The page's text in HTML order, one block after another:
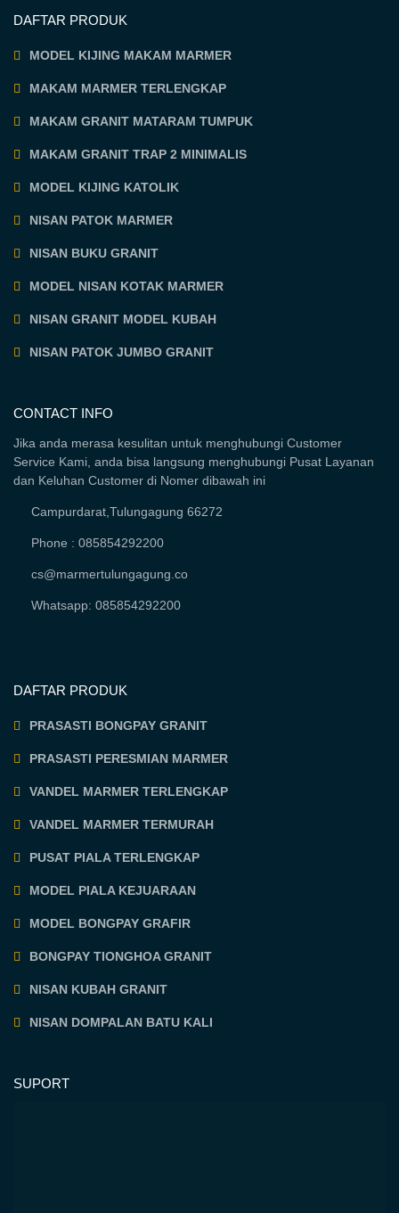
DAFTAR PRODUK
MODEL KIJING MAKAM MARMER
MAKAM MARMER TERLENGKAP
MAKAM GRANIT MATARAM TUMPUK
MAKAM GRANIT TRAP 2 MINIMALIS
MODEL KIJING KATOLIK
NISAN PATOK MARMER
NISAN BUKU GRANIT
MODEL NISAN KOTAK MARMER
NISAN GRANIT MODEL KUBAH
NISAN PATOK JUMBO GRANIT
CONTACT INFO
Jika anda merasa kesulitan untuk menghubungi Customer
Service Kami, anda bisa langsung menghubungi Pusat Layanan
dan Keluhan Customer di Nomer dibawah ini
Campurdarat,Tulungagung 66272
Phone : 085854292200
cs@marmertulungagung.co
Whatsapp: 085854292200
DAFTAR PRODUK
PRASASTI BONGPAY GRANIT
PRASASTI PERESMIAN MARMER
VANDEL MARMER TERLENGKAP
VANDEL MARMER TERMURAH
PUSAT PIALA TERLENGKAP
MODEL PIALA KEJUARAAN
MODEL BONGPAY GRAFIR
BONGPAY TIONGHOA GRANIT
NISAN KUBAH GRANIT
NISAN DOMPALAN BATU KALI
SUPORT